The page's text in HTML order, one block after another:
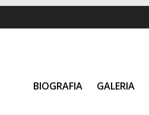
BIOGRAFIA GALERIA